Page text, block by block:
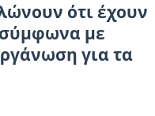
ότι έχουν
σύμφωνα με
για τα